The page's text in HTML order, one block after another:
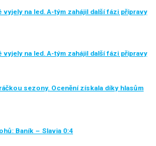
na led. A-tým zahájil další fázi přípravy
na led. A-tým zahájil další fázi přípravy
sezony. Ocenění získala díky hlasům
Baník – Slavia 0:4